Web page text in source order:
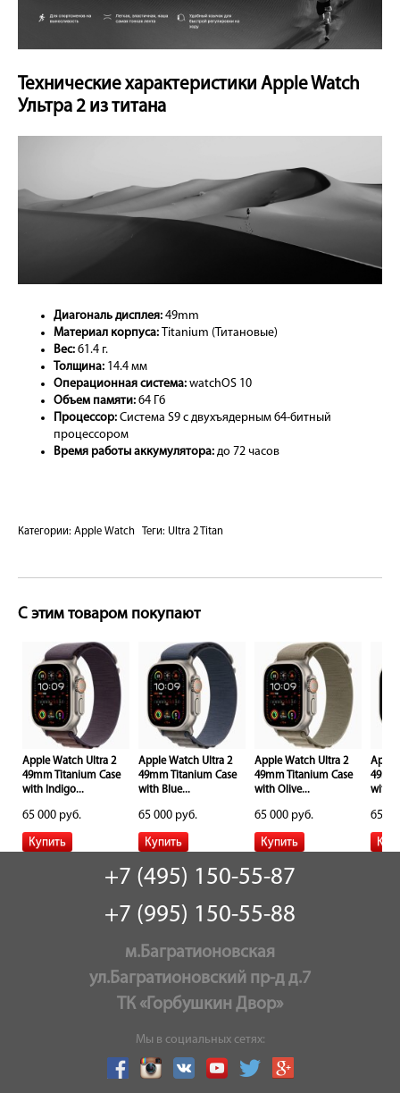
Технические характеристики Apple Watch
Ультра 2 из титана
Диагональ дисплея: 49mm
Материал корпуса: Titanium (Титановые)
Вес: 61.4 г.
Толщина: 14.4 мм
Операционная система: watchOS 10
Объем памяти: 64 Гб
Процессор: Система S9 с двухъядерным 64-битный
процессором
Время работы аккумулятора: до 72 часов
Категории: Apple Watch Теги: Ultra 2 Titan
С этим товаром покупают
Apple Watch Ultra 2
49mm Titanium Case
with Indigo...
65 000 руб.
Apple Watch Ultra 2
49mm Titanium Case
with Blue...
65 000 руб.
Apple Watch Ultra 2
49mm Titanium Case
with Olive...
65 000 руб.
Apple
with...
65
+7 (495) 150-55-87
+7 (995) 150-55-88
м.Багратионовская
ул.Багратионовский пр-д д.7
ТК «Горбушкин Двор»
Мы в социальных сетях: